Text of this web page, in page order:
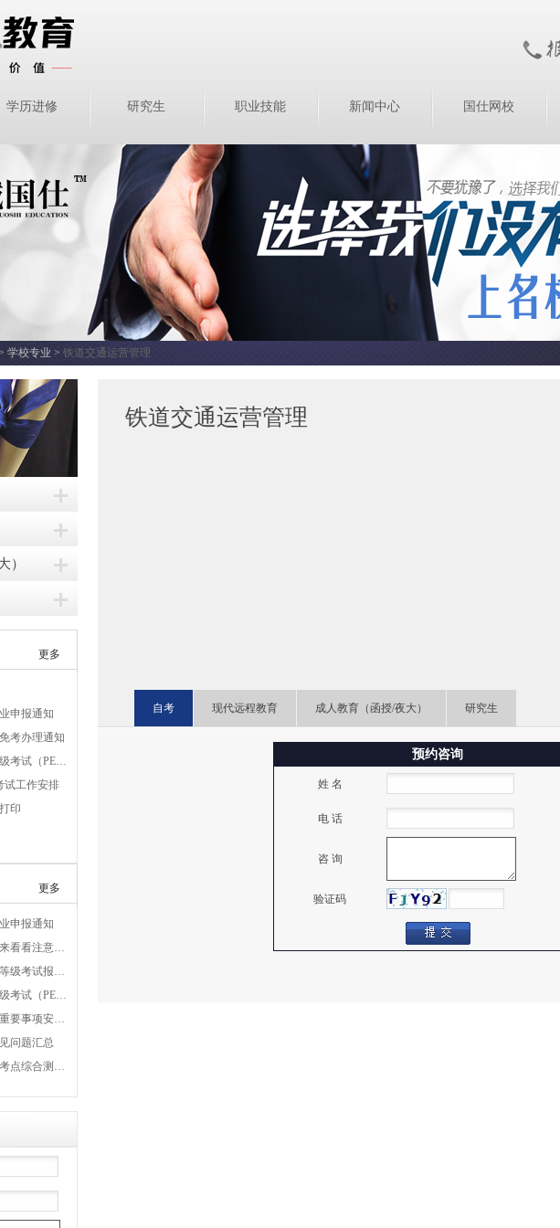
学历进修 研究生 职业技能 新闻中心 国仕网校
学校专业 >铁道交通运营管理
）
更多
申报通知
考办理通知
）报名通知
试工作安排
印
更多
申报通知
注意事项吧
试报名通告
）报名通知
事项安排表
问题汇总
测验缴费通知
铁道交通运营管理
自考 现代远程教育 成人教育（函授/夜大） 研究生
预约咨询
姓 名
电 话
咨 询
验证码